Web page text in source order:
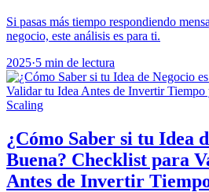
Si pasas más tiempo respondiendo
negocio, este análisis es para ti.
2025·5 min de lectura
Scaling
¿Cómo Saber si tu Idea
Buena? Checklist para
Antes de Invertir